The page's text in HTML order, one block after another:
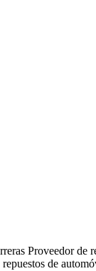
Proveedor de
de